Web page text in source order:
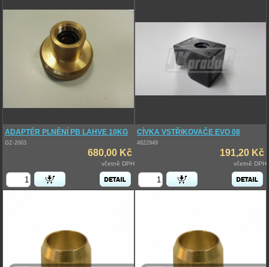
ADAPTÉR PLNĚNÍ PB LAHVE 10KG
GZ-2003
680,00 Kč
včetně DPH
CÍVKA VSTŘIKOVAČE EVO 08
4822949
191,20 Kč
včetně DPH